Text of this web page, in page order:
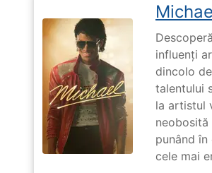
influenți
dincolo
talentului
la artistul
punând
cele mai